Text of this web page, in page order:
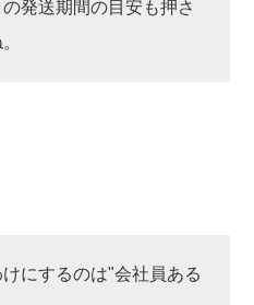
発送期間の目安も押さ
にするのは"会社員ある